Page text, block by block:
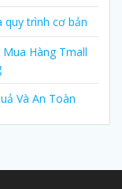
quy trình cơ bản
Mua Hàng Tmall
Và An Toàn